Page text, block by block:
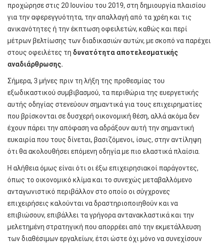
προχώρησε στις 20 Ιουνίου του 2019, στη δημιουργία πλαισίου
για την αφερεγγυότητα, την απαλλαγή από τα χρέη και τις
ανικανότητες ή την έκπτωση οφειλετών, καθώς και περί
μέτρων βελτίωσης των διαδικασιών αυτών, με σκοπό να παρέχει
στους οφειλέτες τη δυνατότητα αποτελεσματικής
αναδιάρθρωσης.
Σήμερα, 3 μήνες πριν τη λήξη της προθεσμίας του
εξωδικαστικού συμβιβασμού, τα περιθώρια της ευεργετικής
αυτής οδηγίας στενεύουν σημαντικά για τους επιχειρηματίες
που βρίσκονται σε δυσχερή οικονομική θέση, αλλά ακόμα δεν
έχουν πάρει την απόφαση να αδράξουν αυτή την σημαντική
ευκαιρία που τους δίνεται, βασιζόμενοι, ίσως, στην αντίληψη
ότι θα ακολουθήσει επόμενη οδηγία με πιο ελαστικά πλαίσια.
Η αλήθεια όμως είναι ότι οι έξω επιχειρησιακοί παράγοντες,
όπως το οικονομικό κλίμα και το συνεχώς μεταβαλλόμενο
ανταγωνιστικό περιβάλλον στο οποίο οι σύγχρονες
επιχειρήσεις καλούνται να δραστηριοποιηθούν και να
επιβιώσουν, επιβάλλει τα γρήγορα αντανακλαστικά και την
μελετημένη στρατηγική που απορρέει από την εκμετάλλευση
των διαθέσιμων εργαλείων, έτσι ώστε όχι μόνο να συνεχίσουν